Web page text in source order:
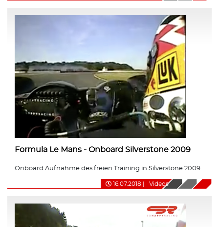
Formula Le Mans - Onboard Silverstone 2009
Onboard Aufnahme des freien Training in Silverstone 2009.
16.07.2018 Videos